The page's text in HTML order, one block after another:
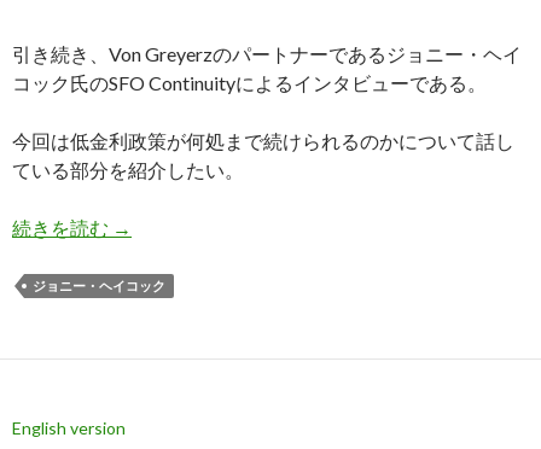
引き続き、Von Greyerzのパートナーであるジョニー・ヘイ
コック氏のSFO Continuityによるインタビューである。
今回は低金利政策が何処まで続けられるのかについて話し
ている部分を紹介したい。
続きを読む ヘイコック氏: インフレは最終的にスタグフレ
→
ジョニー・ヘイコック
English version